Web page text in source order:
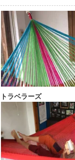
トラベラーズ